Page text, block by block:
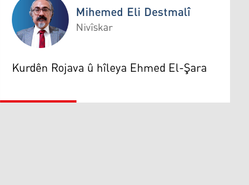
Mihemed Eli Destmalî
Mihemed Eli Destmalî
Nivîskar
Kurdên Rojava û hîleya Ehmed El-Şara